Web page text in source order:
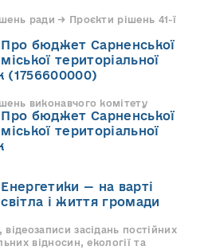
ради → Проєкти рішень 41-ї
Про бюджет Сарненської
міської територіальної
(1756600000)
виконавчого комітету
Про бюджет Сарненської
міської територіальної
Енергетики — на варті
світла і життя громади
засідань постійних
відносин, екології та